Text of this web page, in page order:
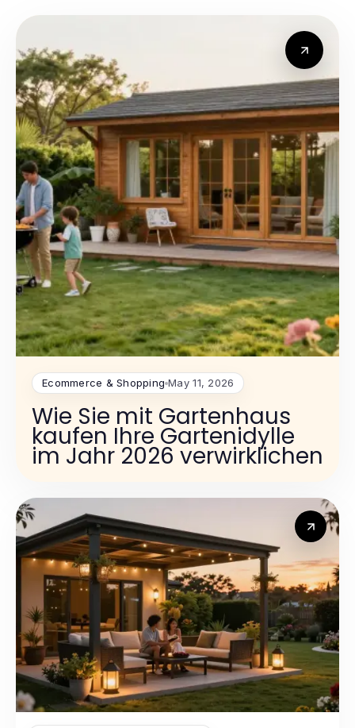
Ecommerce & Shopping May 11, 2026
Wie Sie mit Gartenhaus
kaufen Ihre Gartenidylle
im Jahr 2026 verwirklichen